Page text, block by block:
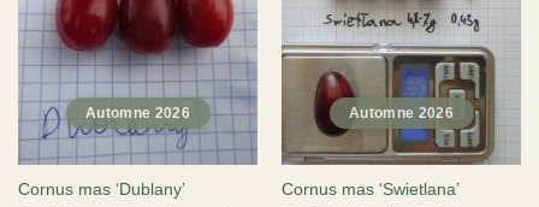
Cornus mas ‘Dublany’
Cornus mas ‘Swietlana’